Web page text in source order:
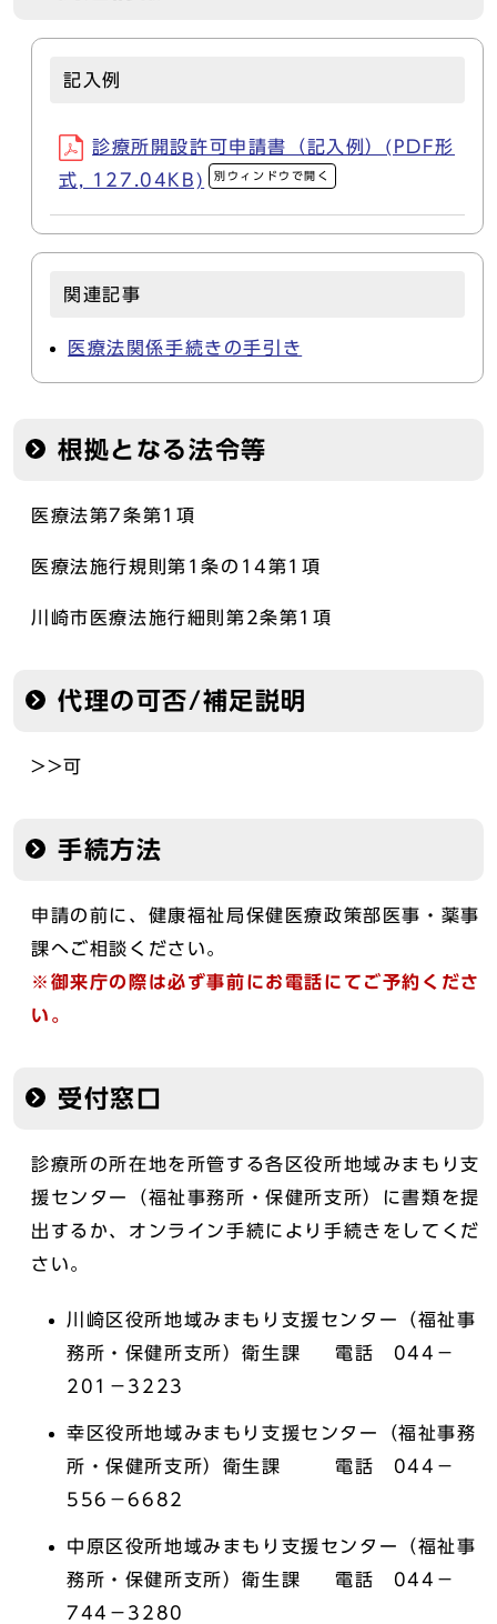
記入例
診療所開設許可申請書（記入例）(PDF形
式, 127.04KB)
別ウィンドウで開く
関連記事
医療法関係手続きの手引き
根拠となる法令等
医療法第7条第1項
医療法施行規則第1条の14第1項
川崎市医療法施行細則第2条第1項
代理の可否/補足説明
>>可
手続方法
申請の前に、健康福祉局保健医療政策部医事・薬事
課へご相談ください。
※御来庁の際は必ず事前にお電話にてご予約くださ
い。
受付窓口
診療所の所在地を所管する各区役所地域みまもり支
援センター（福祉事務所・保健所支所）に書類を提
出するか、オンライン手続により手続きをしてくだ
さい。
川崎区役所地域みまもり支援センター（福祉事
務所・保健所支所）衛生課 電話 044－
201－3223
幸区役所地域みまもり支援センター（福祉事務
所・保健所支所）衛生課 電話 044－
556－6682
中原区役所地域みまもり支援センター（福祉事
務所・保健所支所）衛生課 電話 044－
744－3280